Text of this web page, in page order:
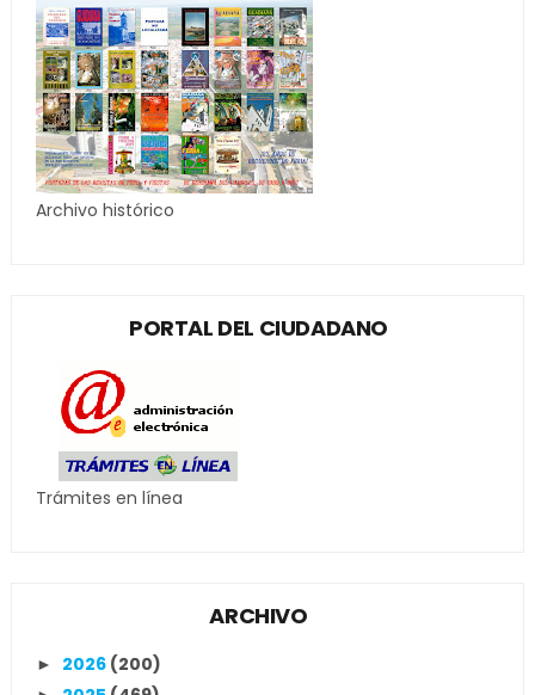
Archivo histórico
PORTAL DEL CIUDADANO
Trámites en línea
ARCHIVO
► 2026 (200)